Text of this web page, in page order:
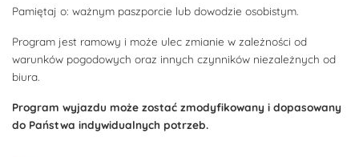
Pamiętaj o: ważnym paszporcie lub dowodzie osobistym.
Program jest ramowy i może ulec zmianie w zależności od
warunków pogodowych oraz innych czynników niezależnych od
biura.
Program wyjazdu może zostać zmodyfikowany i dopasowany
do Państwa indywidualnych potrzeb.